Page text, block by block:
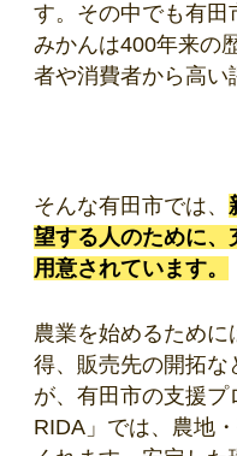
す。その中でも有田
みかんは400年来の
者や消費者から高い
そんな有田市では、
望する人のために
用意されています。
農業を始めるため
得、販売先の開拓な
が、有田市の支援
RIDA」では、農地